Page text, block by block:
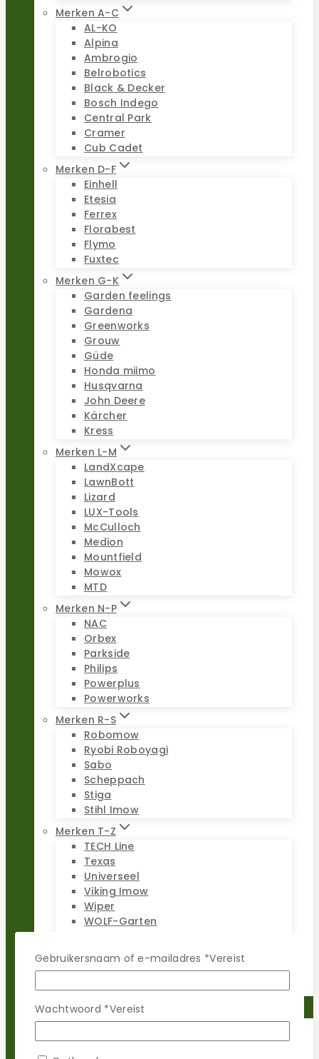
Merken A-C
AL-KO
Alpina
Ambrogio
Belrobotics
Black & Decker
Bosch Indego
Central Park
Cramer
Cub Cadet
Merken D-F
Einhell
Etesia
Ferrex
Florabest
Flymo
Fuxtec
Merken G-K
Garden feelings
Gardena
Greenworks
Grouw
Güde
Honda miimo
Husqvarna
John Deere
Kärcher
Kress
Merken L-M
LandXcape
LawnBott
Lizard
LUX-Tools
McCulloch
Medion
Mountfield
Mowox
MTD
Merken N-P
NAC
Orbex
Parkside
Philips
Powerplus
Powerworks
Merken R-S
Robomow
Ryobi Roboyagi
Sabo
Scheppach
Stiga
Stihl Imow
Merken T-Z
TECH Line
Texas
Universeel
Viking Imow
Wiper
WOLF-Garten
Yardforce
Zoef Robot
Reparatie sets
Gebruikersnaam of e-mailadres *Vereist
Wachtwoord *Vereist